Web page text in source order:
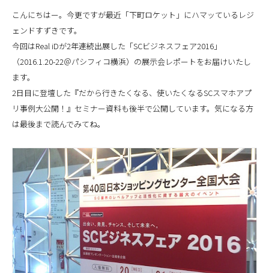
こんにちはー。今更ですが最近「下町ロケット」にハマッているレジ
ェンドすずきです。
今回はReal iDが2年連続出展した「SCビジネスフェア2016」
（2016.1.20-22＠パシフィコ横浜）の展示会レポートをお届けいたし
ます。
2日目に登壇した『だから行きたくなる、使いたくなるSCスマホアプ
リ事例大公開！』セミナー資料も後半で公開しています。気になる方
は最後まで読んでみてね。